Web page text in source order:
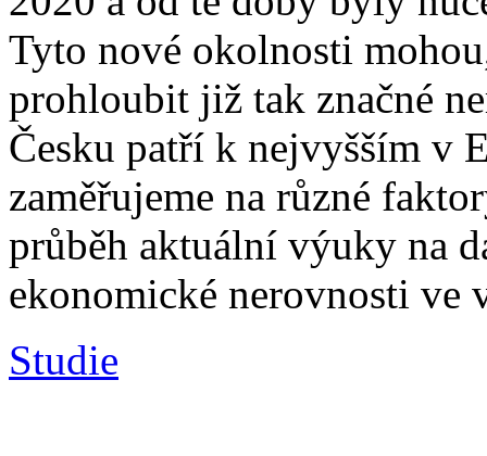
Tyto nové okolnosti
prohloubit již tak značné
Česku patří k nejvyšším v
zaměřujeme na různé
průběh aktuální výuky na
ekonomické nerovnosti ve
Studie